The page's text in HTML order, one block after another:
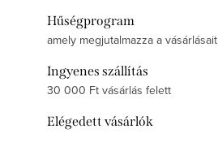
Hűségprogram
amely megjutalmazza a vásárlásait
Ingyenes szállítás
30 000 Ft vásárlás felett
Elégedett vásárlók